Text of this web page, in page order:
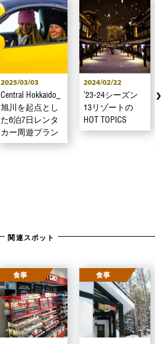
2025/03/03
Central Hokkaido_
旭川を起点とし
た6泊7日レンタ
カー周遊プラン
2024/02/22
’23-24シーズン
13リゾートの
HOT TOPICS
関連スポット
食事 食事